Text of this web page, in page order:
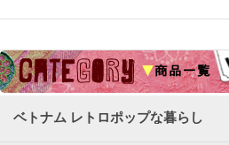
ベトナム レトロポップな暮らし